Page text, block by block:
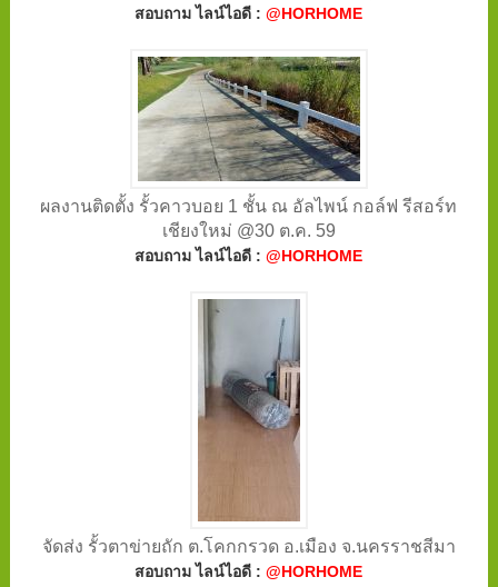
สอบถาม ไลน์ไอดี :@HORHOME
ผลงานติดตั้ง รั้วคาวบอย 1 ชั้น ณ อัลไพน์ กอล์ฟ รีสอร์ท
เชียงใหม่ @30 ต.ค. 59
สอบถาม ไลน์ไอดี :@HORHOME
จัดส่ง รั้วตาข่ายถัก ต.โคกกรวด อ.เมือง จ.นครราชสีมา
สอบถาม ไลน์ไอดี :@HORHOME